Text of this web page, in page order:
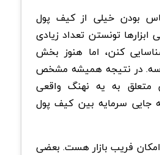
بودن خیلی از کیف پول
تونستن تعداد زیادی
کنن، اما هنوز بخش
در نتیجه همیشه مشخص
به یه نهنگ واقعی
جایی سرمایه بین کیف پول
فریب بازار هست. بعضی